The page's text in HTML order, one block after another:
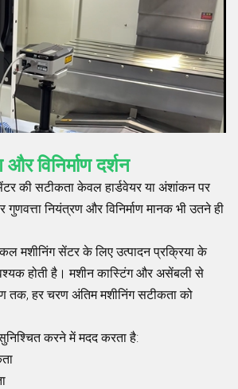
विनिर्माण दर्शन
की सटीकता केवल हार्डवेयर या अंशांकन पर
गुणवत्ता नियंत्रण और विनिर्माण मानक भी उतने ही
मशीनिंग सेंटर के लिए उत्पादन प्रक्रिया के
होती है। मशीन कास्टिंग और असेंबली से
तक, हर चरण अंतिम मशीनिंग सटीकता को
करने में मदद करता है: